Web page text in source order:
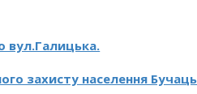
вул.Галицька.
захисту населення